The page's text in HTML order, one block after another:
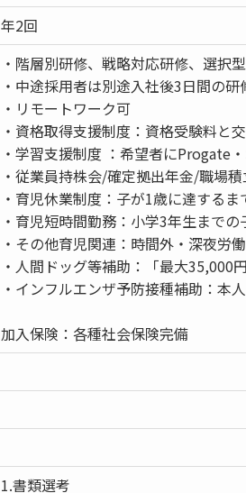
年2回
・階層別研修、戦略対応研修、選択
・中途採用者は別途入社後3日間の研
・リモートワーク可
・資格取得支援制度：資格受験料と
・学習支援制度 ：希望者にProgate
・従業員持株会/確定拠出年金/職場
・育児休業制度：子が1歳に達するま
・育児短時間勤務：小学3年生まで
・その他育児関連：時間外・深夜労
・人間ドッグ等補助：「最大35,000
・インフルエンザ予防接種補助：本
加入保険：各種社会保険完備
1.書類選考